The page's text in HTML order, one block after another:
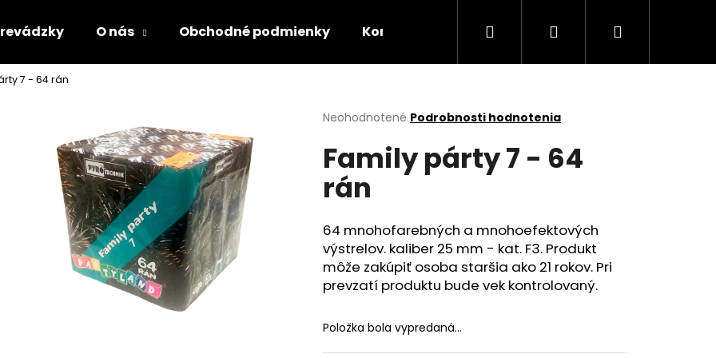
O nás Obchodné podmienky Kontaktujte nás Podmienky ochrany
Hľadať PrihlásenieNákupný
7 - 64 rán
Priemerné
produktu
je
hviezdičiek.
Neohodnotené Podrobnosti hodnotenia
Family párty 7 - 64
rán
64 mnohofarebných a mnohoefektových
výstrelov. kaliber 25 mm - kat. F3. Produkt
môže zakúpiť osoba staršia ako 21 rokov. Pri
prevzatí produktu bude vek kontrolovaný.
Položka bola vypredaná…
Čo potrebujete nájsť?
HĽADAŤ
Odporúčame